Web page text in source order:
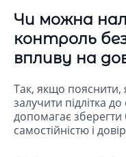
Чи можна
контроль
впливу на
Так, якщо пояснити,
залучити підлітка
допомагає
самостійністю і